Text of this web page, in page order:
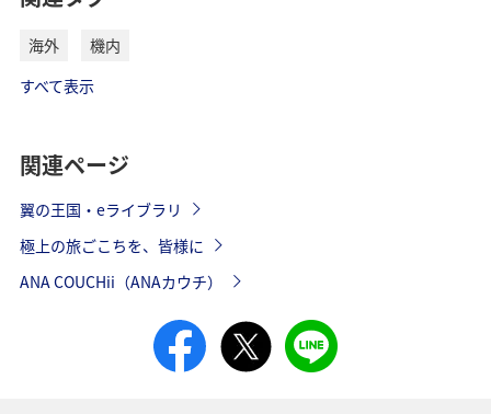
海外
機内
すべて表示
関連ページ
翼の王国・eライブラリ
極上の旅ごこちを、皆様に
ANA COUCHii（ANAカウチ）